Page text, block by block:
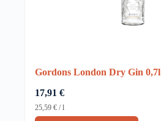
Gordons London Dry Gin 0,7l
17,91 €
25,59 € /l